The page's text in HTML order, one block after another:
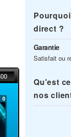
direct ?
Garantie
Satisfait ou
Qu'est
nos